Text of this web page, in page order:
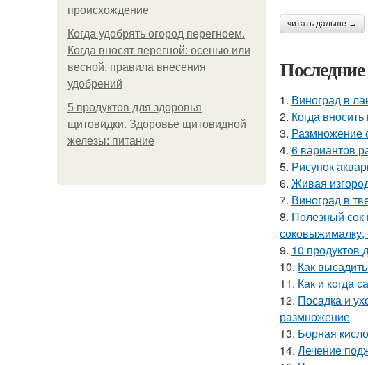
происхождение
Когда удобрять огород перегноем.
Когда вносят перегной: осенью или
весной, правила внесения
удобрений
5 продуктов для здоровья
щитовидки. Здоровье щитовидной
железы: питание
читать дальше →
1. Виноград в
2. Когда
3. Размножение
4. 6 вариантов
5. Рисунок
6. Живая
7. Виноград в
8. Полезный сок
соковыжималку,
9. 10 продуктов
10. Как
11. Как и когда
12. Посадка и
размножение
13. Борная
14. Лечение